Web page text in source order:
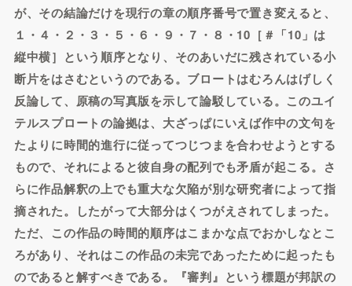
が、その結論だけを現行の章の順序番号で置き変えると、
１・４・２・３・５・６・９・７・８・10［＃「10」は
縦中横］という順序となり、そのあいだに残されている小
断片をはさむというのである。ブロートはむろんはげしく
反論して、原稿の写真版を示して論駁している。このユイ
テルスプロートの論拠は、大ざっぱにいえば作中の文句を
たよりに時間的進行に従ってつじつまを合わせようとする
もので、それによると彼自身の配列でも矛盾が起こる。さ
らに作品解釈の上でも重大な欠陥が別な研究者によって指
摘された。したがって大部分はくつがえされてしまった。
ただ、この作品の時間的順序はこまかな点でおかしなとこ
ろがあり、それはこの作品の未完であったために起ったも
のであると解すべきである。『審判』という標題が邦訳の